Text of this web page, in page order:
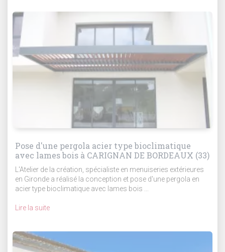
Pose d'une pergola acier type bioclimatique
avec lames bois à CARIGNAN DE BORDEAUX (33)
L'Atelier de la création, spécialiste en menuiseries extérieures
en Gironde a réalisé la conception et pose d'une pergola en
acier type bioclimatique avec lames bois ...
Lire la suite